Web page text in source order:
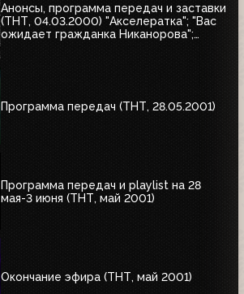
Анонсы, программа передач и заставки
(ТНТ, 04.03.2000) "Акселератка"; "Вас
ожидает гражданка Никанорова";
Программа передач (ТНТ, 28.05.2001)
Программа передач и playlist на 28
мая-3 июня (ТНТ, май 2001)
Окончание эфира (ТНТ, май 2001)